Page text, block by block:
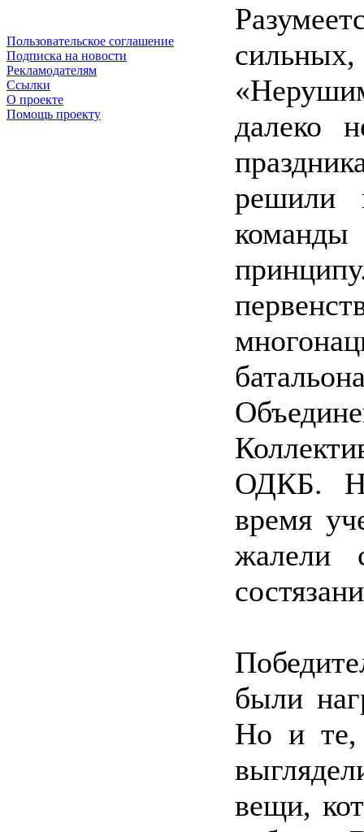
Пользовательское соглашение
Подписка на новости
Рекламодателям
Ссылки
О проекте
Помощь проекту
далеко
решили
ОДКБ.
время
жалели
были
Но и те,
вещи,